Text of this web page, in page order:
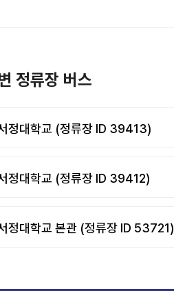
정류장 버스
정대학교 (정류장 ID 39413)
정대학교 (정류장 ID 39412)
정대학교 본관 (정류장 ID 53721)